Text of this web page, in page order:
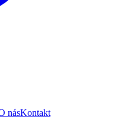
násKontakt